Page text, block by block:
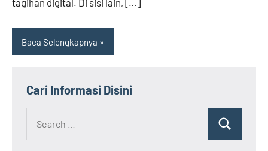
tagihan digital. Di sisi lain, […]
Baca Selengkapnya
Cari Informasi Disini
Search